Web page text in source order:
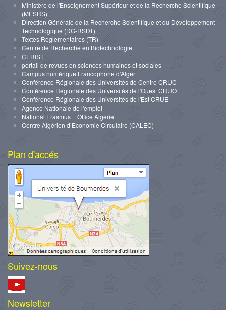
Ministère de l'Enseignement Supérieur et de la Recherche Scientifique
(MESRS)
Direction Générale de la Recherche Scientifique et du Développement
Technologique (DG-RSDT)
Textes Reglementaires (TR)
Centre de Recherche en Biotechnologie
CERIST
portail de revues en sciences humaines et sociales
Campus numérique Francophone d’Alger
Conférence Régionale des Universités de Centre CRUC
Conférence Régionale des Universités de l'Ouest CRUO
Conférence Régionale des Universités de l'Est CRUE
Agence Nationale de l'emploi
National Erasmus + Office Algérie
Centre Algérien d’Economie Circulaire (CALEC)
Plan d'accés
Suivez-nous
Newsletter